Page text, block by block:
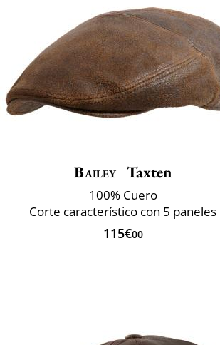
Bailey Taxten
100% Cuero
Corte característico con 5 paneles
115€00